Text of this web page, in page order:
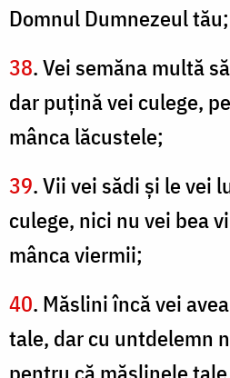
Domnul Dumnezeul tău;
38. Vei semăna multă
dar puţină vei culege,
mânca lăcustele;
39. Vii vei sădi şi le vei
culege, nici nu vei bea
mânca viermii;
40. Măslini încă vei
tale, dar cu untdelemn